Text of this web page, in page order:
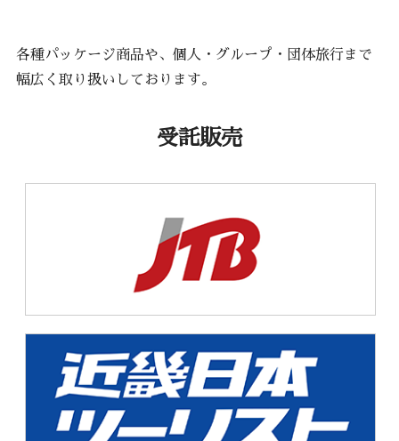
各種パッケージ商品や、個人・グループ・団体旅行まで
幅広く取り扱いしております。
受託販売